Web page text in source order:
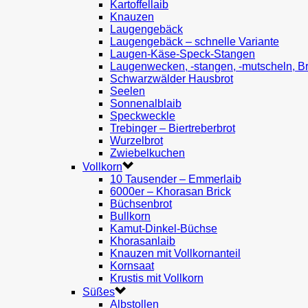
Kartoffellaib
Knauzen
Laugengebäck
Laugengebäck – schnelle Variante
Laugen-Käse-Speck-Stangen
Laugenwecken, -stangen, -mutscheln,
Schwarzwälder Hausbrot
Seelen
Sonnenalblaib
Speckweckle
Trebinger – Biertreberbrot
Wurzelbrot
Zwiebelkuchen
Vollkorn
10 Tausender – Emmerlaib
6000er – Khorasan Brick
Büchsenbrot
Bullkorn
Kamut-Dinkel-Büchse
Khorasanlaib
Knauzen mit Vollkornanteil
Kornsaat
Krustis mit Vollkorn
Süßes
Albstollen